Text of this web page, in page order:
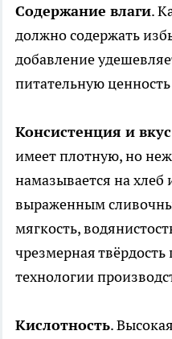
Содержание влаги.
должно содержать
добавление
питательную
Консистенция и вкус
имеет плотную, но
намазывается на хлеб
выраженным
мягкость,
чрезмерная
технологии
Кислотность.